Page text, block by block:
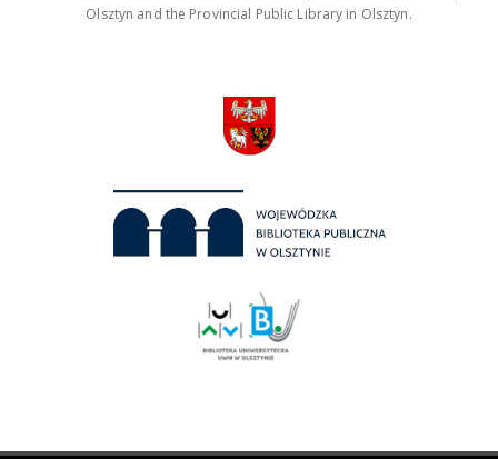
Olsztyn and the Provincial Public Library in Olsztyn.